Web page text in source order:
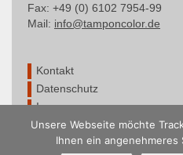
Fax: +49 (0) 6102 7954-99
Mail: info@tamponcolor.de
Kontakt
Datenschutz
Impressum
© TAMPONCOLOR – Wir sind zertifiziert
Unsere Webseite möchte
Ihnen ein